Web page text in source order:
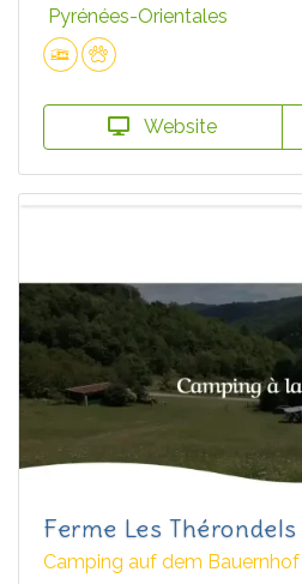
Pyrénées-Orientales
Website
Ferme Les Thérondels
Camping auf dem Bauernhof